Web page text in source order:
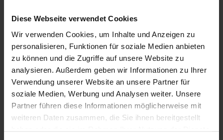
Diese Webseite verwendet Cookies
Wir verwenden Cookies, um Inhalte und Anzeigen zu
personalisieren, Funktionen für soziale Medien anbieten
zu können und die Zugriffe auf unsere Website zu
analysieren. Außerdem geben wir Informationen zu Ihrer
Verwendung unserer Website an unsere Partner für
soziale Medien, Werbung und Analysen weiter. Unsere
Partner führen diese Informationen möglicherweise mit
weiteren Daten zusammen, die Sie ihnen bereitgestellt
haben oder die sie im Rahmen Ihrer Nutzung der Dienste
Ertrag
Niedrig
Mittel
Hoch
Sehr hoch